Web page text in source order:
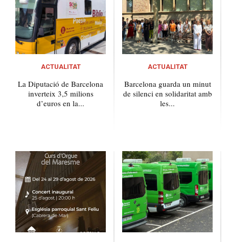
ACTUALITAT
La Diputació de Barcelona
inverteix 3,5 milions
d’euros en la...
ACTUALITAT
Barcelona guarda un minut
de silenci en solidaritat amb
les...